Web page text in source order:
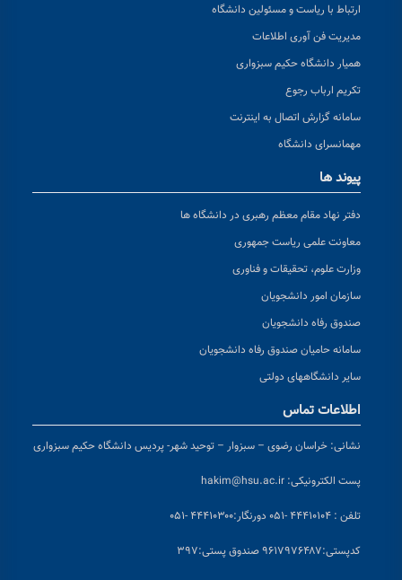
ارتباط با ریاست و مسئولین دانشگاه
مدیریت فن آوری اطلاعات
همیار دانشگاه حکیم سبزواری
تکریم ارباب رجوع
سامانه گزارش اتصال به اینترنت
مهمانسرای دانشگاه
پیوند ها
دفتر نهاد مقام معظم رهبری در دانشگاه ها
معاونت علمی ریاست جمهوری
وزارت علوم، تحقیقات و فناوری
سازمان امور دانشجویان
صندوق رفاه دانشجویان
سامانه حامیان صندوق رفاه دانشجویان
سایر دانشگاههای دولتی
اطلاعات تماس
نشانی: خراسان رضوی – سبزوار – توحید شهر- پردیس دانشگاه حکیم سبزواری
پست الکترونیکی: hakim@hsu.ac.ir
تلفن : ۴۴۴۱۰۱۰۴ -۰۵۱ دورنگار:۴۴۴۱۰۳۰۰ -۰۵۱
کدپستی:۹۶۱۷۹۷۶۴۸۷ صندوق پستی:۳۹۷